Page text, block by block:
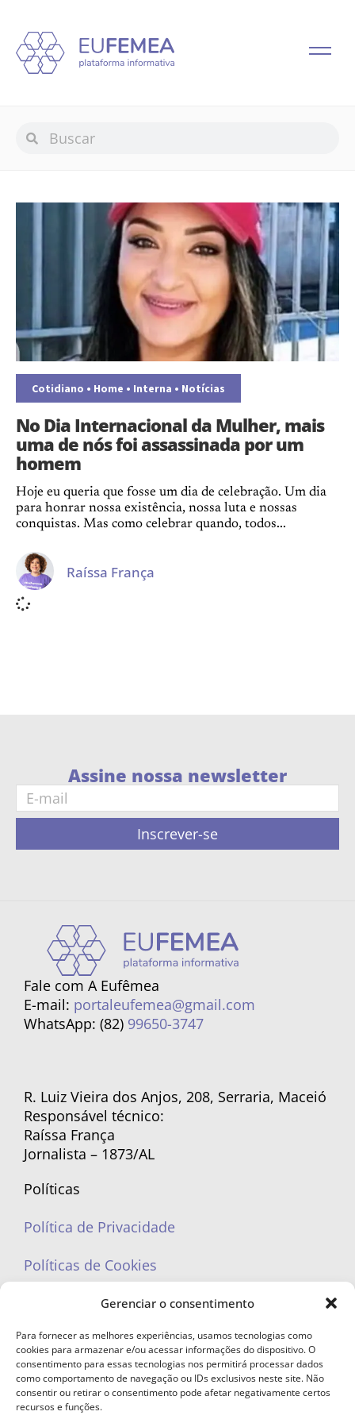
Gerenciar o consentimento
Para fornecer as melhores experiências, usamos tecnologias como
cookies para armazenar e/ou acessar informações do dispositivo. O
consentimento para essas tecnologias nos permitirá processar dados
como comportamento de navegação ou IDs exclusivos neste site. Não
consentir ou retirar o consentimento pode afetar negativamente certos
recursos e funções.
Cotidiano • Home • Interna • Notícias
No Dia Internacional da Mulher, mais
uma de nós foi assassinada por um
homem
Hoje eu queria que fosse um dia de celebração. Um dia
para honrar nossa existência, nossa luta e nossas
conquistas. Mas como celebrar quando, todos...
Raíssa França
Assine nossa newsletter
Inscrever-se
Fale com A Eufêmea
E-mail: portaleufemea@gmail.com
WhatsApp: (82) 99650-3747
R. Luiz Vieira dos Anjos, 208, Serraria, Maceió
Responsável técnico:
Raíssa França
Jornalista – 1873/AL
Políticas
Política de Privacidade
Políticas de Cookies
portaleufemea@gmail.com